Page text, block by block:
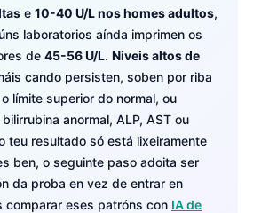
e 10-40 U/L nos homes adultos,
laboratorios aínda imprimen os
de 45-56 U/L. Niveis altos de
cando persisten, soben por riba
o límite superior do normal, ou
anormal, ALP, AST ou
teu resultado só está lixeiramente
ben, o seguinte paso adoita ser
da proba en vez de entrar en
comparar eses patróns con IA de